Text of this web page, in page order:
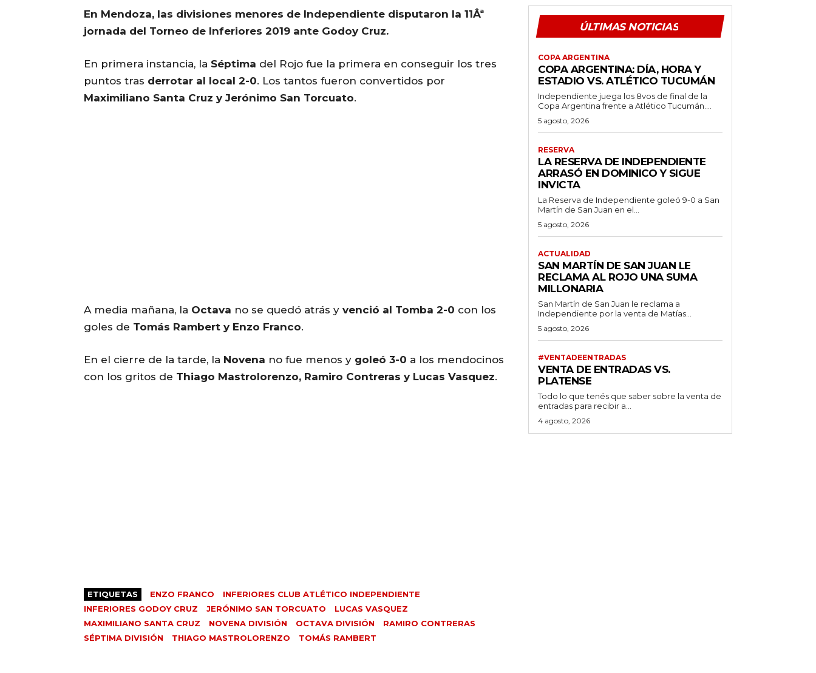
En Mendoza, las divisiones menores de Independiente disputaron la 11Âª
jornada del Torneo de Inferiores 2019 ante Godoy Cruz.
En primera instancia, la Séptima del Rojo fue la primera en conseguir los tres
puntos tras derrotar al local 2-0. Los tantos fueron convertidos por
Maximiliano Santa Cruz y Jerónimo San Torcuato.
A media mañana, la Octava no se quedó atrás y venció al Tomba 2-0 con los
goles de Tomás Rambert y Enzo Franco.
En el cierre de la tarde, la Novena no fue menos y goleó 3-0 a los mendocinos
con los gritos de Thiago Mastrolorenzo, Ramiro Contreras y Lucas Vasquez.
ETIQUETAS ENZO FRANCO
INFERIORES CLUB ATLÉTICO INDEPENDIENTE
INFERIORES GODOY CRUZ
JERÓNIMO SAN TORCUATO
LUCAS VASQUEZ
MAXIMILIANO SANTA CRUZ
NOVENA DIVISIÓN OCTAVA DIVISIÓN
RAMIRO CONTRERAS
SÉPTIMA DIVISIÓN
THIAGO MASTROLORENZO TOMÁS RAMBERT
ÚLTIMAS NOTICIAS
COPA ARGENTINA
COPA ARGENTINA: DÍA, HORA Y
ESTADIO VS. ATLÉTICO TUCUMÁN
Independiente juega los 8vos de final de la
Copa Argentina frente a Atlético Tucumán....
5 agosto, 2026
RESERVA
LA RESERVA DE INDEPENDIENTE
ARRASÓ EN DOMINICO Y SIGUE
INVICTA
La Reserva de Independiente goleó 9-0 a San
Martín de San Juan en el...
5 agosto, 2026
ACTUALIDAD
SAN MARTÍN DE SAN JUAN LE
RECLAMA AL ROJO UNA SUMA
MILLONARIA
San Martín de San Juan le reclama a
Independiente por la venta de Matías...
5 agosto, 2026
#VENTADEENTRADAS
VENTA DE ENTRADAS VS.
PLATENSE
Todo lo que tenés que saber sobre la venta de
entradas para recibir a...
4 agosto, 2026